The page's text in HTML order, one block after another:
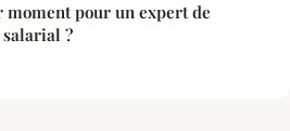
pour un expert de
?